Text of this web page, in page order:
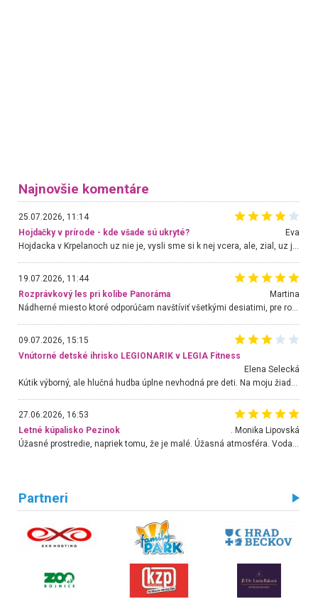
Najnovšie komentáre
25.07.2026, 11:14
Hojdačky v prírode - kde všade sú ukryté?
Eva
Hojdacka v Krpelanoch uz nie je, vysli sme si k nej vcera, ale, zial, uz je znicena. Ak sem planujete cestu len kvoli hojdacke, mozete si ju usetrit. Krasny vyhlad je tu vsak aj bez hojdacky :-)
19.07.2026, 11:44
Rozprávkový les pri kolibe Panoráma
Martina
Nádherné miesto ktoré odporúčam navštíviť všetkými desiatimi, pre rodiny s deťmi, dôchodcom... Proste a jednoducho ozaj rozprávkový les.. určite ešte prídeme. Odniesli sme si na pamiatku krásne tričká,
09.07.2026, 15:15
Vnútorné detské ihrisko LEGIONARIK v LEGIA Fitness
Elena Selecká
27.06.2026, 16:53
Letné kúpalisko Pezinok
. Monika Lipovská
Úžasné prostredie, napriek tomu, že je malé. Úžasná atmosféra. Voda fantastická a nádherná. Ľudí je pomerne veľa, ale su mili a ohľaduplní. Je veľmi zaujímavé sledovať, ako dokážu spolu športovať cudzí ľudia a bez ohľadu na vek. Vládne tu pohoda. Vnuka neviem dostať z vody. Ďakujem za krásny deň . Urcite sa sem vrátim. Jediný problém je s parkovaním, ale aj ten sa mi podarilo vyriešiť. Monika Bratislava
Partneri